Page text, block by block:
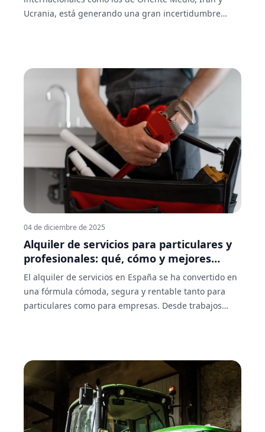
Ucrania, está generando una gran incertidumbre
04 de diciembre de 2025
Alquiler de servicios para particulares y
profesionales: qué, cómo y mejores
opciones
El alquiler de servicios en España se ha convertido en
una fórmula cómoda, segura y rentable tanto para
particulares como para empresas. Desde trabajos
comprar equipos ni asumir costes de plantilla. En esta
guía te contamos todo lo que necesitas saber: qué
servicios puedes alquilar, cómo funciona el proceso,
en qué fijarte al contratar y qué dice la normativa
vigente.